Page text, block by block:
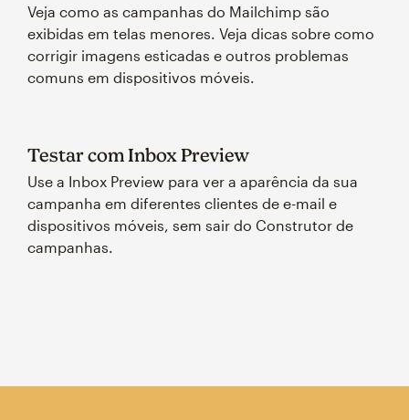
Veja como as campanhas do Mailchimp são
exibidas em telas menores. Veja dicas sobre como
corrigir imagens esticadas e outros problemas
comuns em dispositivos móveis.​
Testar com Inbox Preview
Use a Inbox Preview para ver a aparência da sua
campanha em diferentes clientes de e-mail e
dispositivos móveis, sem sair do Construtor de
campanhas.